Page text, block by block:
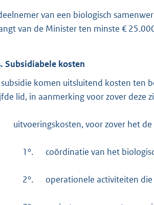
van een biologisch
van de Minister ten minste €
Subsidiabele kosten
komen uitsluitend kosten ten
lid, in aanmerking voor zover deze
uitvoeringskosten, voor zover het
1°. coördinatie van het
2°. operationele activiteiten